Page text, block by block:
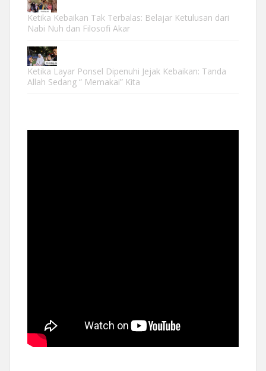
Ketika Kebaikan Tak Terbalas: Belajar Ketulusan dari
Nabi Nuh dan Filosofi Akar
Ketika Layar Ponsel Dipenuhi Jejak Kebaikan: Tanda
Allah Sedang “ Memakai” Kita